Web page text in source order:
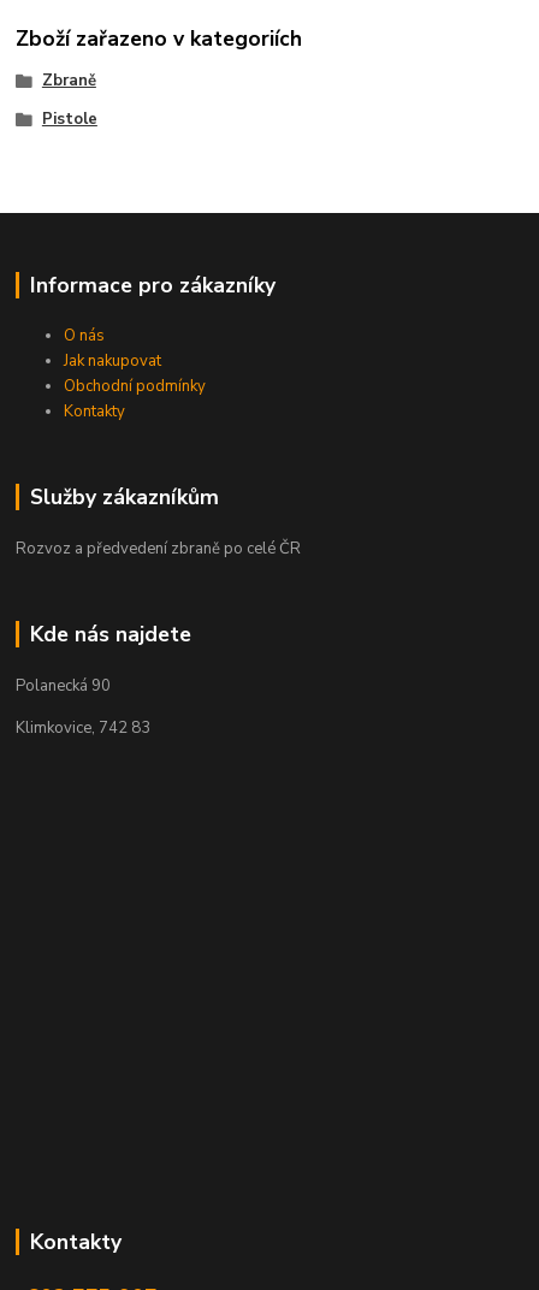
Zboží zařazeno v kategoriích
Zbraně
Pistole
Informace pro zákazníky
O nás
Jak nakupovat
Obchodní podmínky
Kontakty
Služby zákazníkům
Rozvoz a předvedení zbraně po celé ČR
Kde nás najdete
Polanecká 90
Klimkovice, 742 83
Kontakty